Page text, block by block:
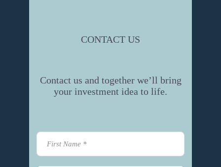
CONTACT US
Contact us and together we’ll bring
your investment idea to life.